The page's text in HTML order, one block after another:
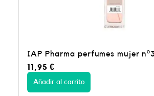
IAP Pharma perfumes mujer
11,95€
Añadir al carrito